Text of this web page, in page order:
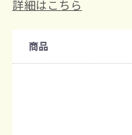
既製品：50個から
名入れあり：200個
詳細はこちら
商品